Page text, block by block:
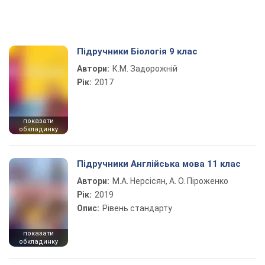
показати
обкладинку
Підручники Біологія 9 клас
Автори: К.М. Задорожній
Рік: 2017
показати
обкладинку
Підручники Англійська мова 11 клас
Автори: М.А. Нерсісян, А. О. Піроженко
Рік: 2019
Опис: Рівень стандарту